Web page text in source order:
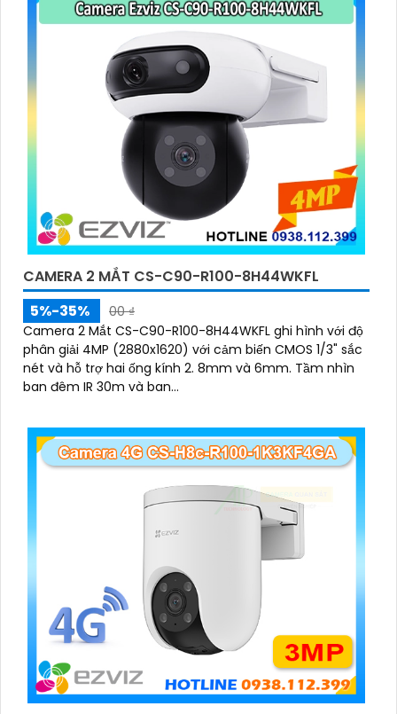
CAMERA 2 MẮT CS-C90-R100-8H44WKFL
5%-35%
00 ₫
Camera 2 Mắt CS-C90-R100-8H44WKFL ghi hình với độ
phân giải 4MP (2880x1620) với cảm biến CMOS 1/3" sắc
nét và hỗ trợ hai ống kính 2. 8mm và 6mm. Tầm nhìn
ban đêm IR 30m và ban...